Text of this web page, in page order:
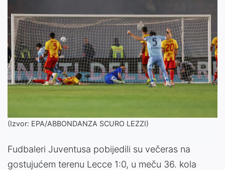
(Izvor: EPA/ABBONDANZA SCURO LEZZI)
Fudbaleri Juventusa pobijedili su večeras na
gostujućem terenu Lecce 1:0, u meču 36. kola